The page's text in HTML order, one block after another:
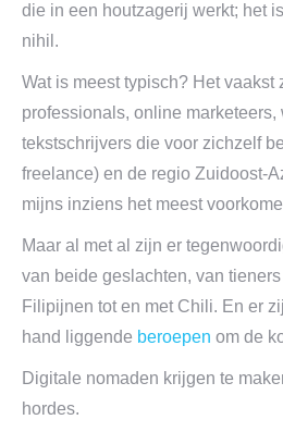
die in een houtzagerij werkt; het
nihil.
Wat is meest typisch? Het vaakst
professionals, online marketeers,
tekstschrijvers die voor zichzelf
freelance) en de regio Zuidoost-
mijns inziens het meest
Maar al met al zijn er
van beide geslachten, van
Filipijnen tot en met Chili. En er
hand liggende beroepen om de
Digitale nomaden krijgen te
hordes.